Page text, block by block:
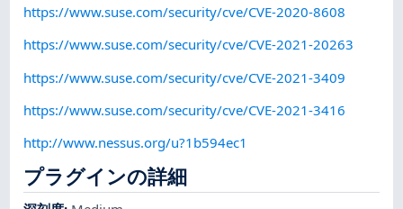
https://www.suse.com/security/cve/CVE-2020-8608
https://www.suse.com/security/cve/CVE-2021-20263
https://www.suse.com/security/cve/CVE-2021-3409
https://www.suse.com/security/cve/CVE-2021-3416
http://www.nessus.org/u?1b594ec1
プラグインの詳細